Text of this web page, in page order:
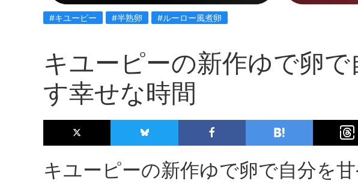
#キユーピー #半熟卵 #ルーロー風煮卵
キユーピーの新作ゆで卵
す幸せな時間
キユーピーの新作ゆで卵で自分を